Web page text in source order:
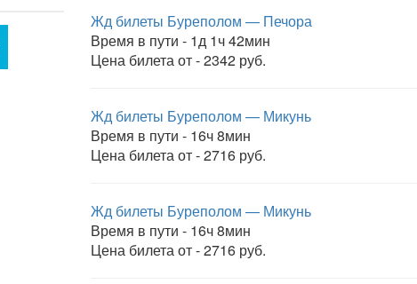
Жд билеты Буреполом — Печора
Время в пути - 1д 1ч 42мин
Цена билета от - 2342 руб.
Жд билеты Буреполом — Микунь
Время в пути - 16ч 8мин
Цена билета от - 2716 руб.
Жд билеты Буреполом — Микунь
Время в пути - 16ч 8мин
Цена билета от - 2716 руб.